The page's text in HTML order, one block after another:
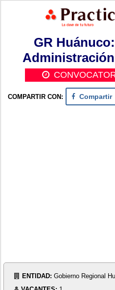
GR
COMPARTIR CON: Compartir
ENTIDAD: Gobierno Regional